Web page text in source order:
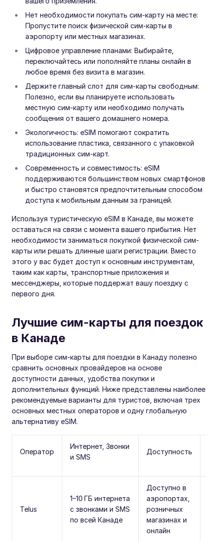
Нет необходимости покупать сим-карту на месте:
Пропустите поиск физической сим-карты в
аэропорту или местных магазинах.
Цифровое управление планами: Выбирайте,
переключайтесь или пополняйте планы онлайн в
любое время без визита в магазин.
Держите главный слот для сим-карты свободным:
Полезно, если вы планируете использовать
местную сим-карту или необходимо получать
сообщения от вашего домашнего номера.
Экологичность: eSIM помогают сократить
использование пластика, связанного с упаковкой
традиционных сим-карт.
Современность и совместимость: eSIM
поддерживаются большинством новых смартфонов
и быстро становятся предпочтительным способом
доступа к мобильным данным за границей.
Используя туристическую eSIM в Канаде, вы можете
оставаться на связи с момента вашего прибытия. Нет
необходимости заниматься покупкой физической сим-
карты или решать длинные шаги регистрации. Вместо
этого у вас будет доступ к основным инструментам,
таким как карты, транспортные приложения и
мессенджеры, которые поддержат вашу поездку с
первого дня.
Лучшие сим-карты для поездок
в Канаде
При выборе сим-карты для поездки в Канаду полезно
сравнить основных провайдеров на основе
доступности данных, удобства покупки и
дополнительных функций. Ниже представлены наиболее
рекомендуемые варианты для туристов, включая трех
основных местных операторов и одну глобальную
альтернативу eSIM.
Оператор
Интернет, Звонки
и SMS
Доступность
Telus
1–10 ГБ интернета
с звонками и SMS
по всей Канаде
Доступно в
аэропортах,
розничных
магазинах и
онлайн